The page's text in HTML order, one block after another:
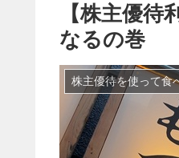
【株主優
なるの巻
株主優待を使って食